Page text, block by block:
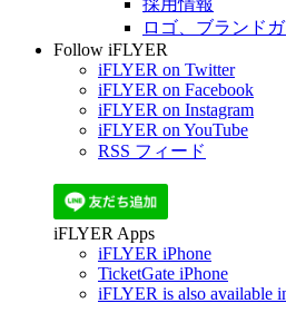
採用情報
ロゴ、ブランド
Follow iFLYER
iFLYER on Twitter
iFLYER on Facebook
iFLYER on Instagram
iFLYER on YouTube
RSS フィード
iFLYER Apps
iFLYER iPhone
TicketGate iPhone
iFLYER is also available